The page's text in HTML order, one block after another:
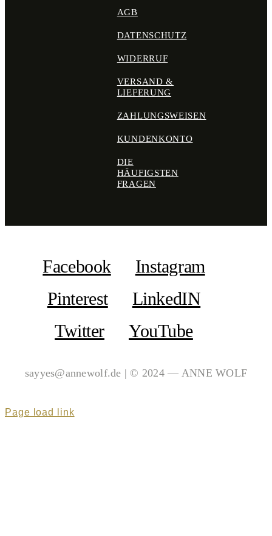
AGB
DATENSCHUTZ
WIDERRUF
VERSAND &
LIEFERUNG
ZAHLUNGSWEISEN
KUNDENKONTO
DIE
HÄUFIGSTEN
FRAGEN
Facebook
Instagram
Pinterest
LinkedIN
Twitter
YouTube
sayyes@annewolf.de | © 2024 — ANNE WOLF
Page load link